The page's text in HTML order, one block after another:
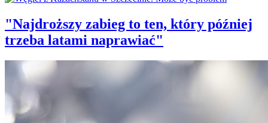
"Najdroższy zabieg to ten, który później
trzeba latami naprawiać"